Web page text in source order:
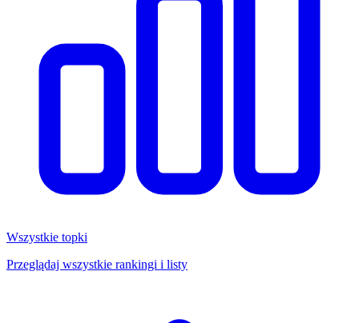
Wszystkie topki
Przeglądaj wszystkie rankingi i listy